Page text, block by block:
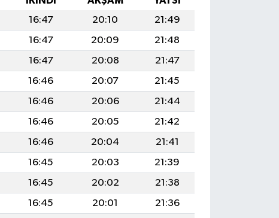
16:47 20:10
21:49
16:47 20:09
21:48
16:47 20:08
21:47
16:46 20:07
21:45
16:46 20:06
21:44
16:46 20:05
21:42
16:46 20:04
21:41
16:45 20:03
21:39
16:45 20:02
21:38
16:45 20:01
21:36